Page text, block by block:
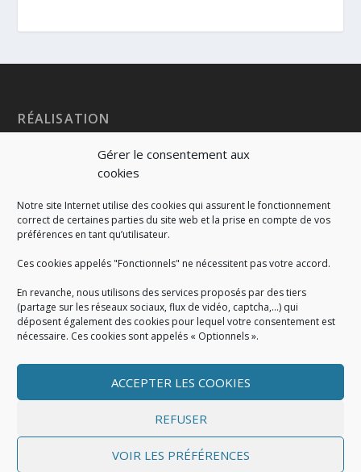
Gérer le consentement aux
cookies
Notre site Internet utilise des cookies qui assurent le fonctionnement
correct de certaines parties du site web et la prise en compte de vos
préférences en tant qu’utilisateur.
Ces cookies appelés "Fonctionnels" ne nécessitent pas votre accord.
En revanche, nous utilisons des services proposés par des tiers
(partage sur les réseaux sociaux, flux de vidéo, captcha,...) qui
déposent également des cookies pour lequel votre consentement est
nécessaire. Ces cookies sont appelés « Optionnels ».
ACCEPTER LES COOKIES
REFUSER
VOIR LES PRÉFÉRENCES
RÉALISATION
MENTIONS LÉGALES
Politique de cookies